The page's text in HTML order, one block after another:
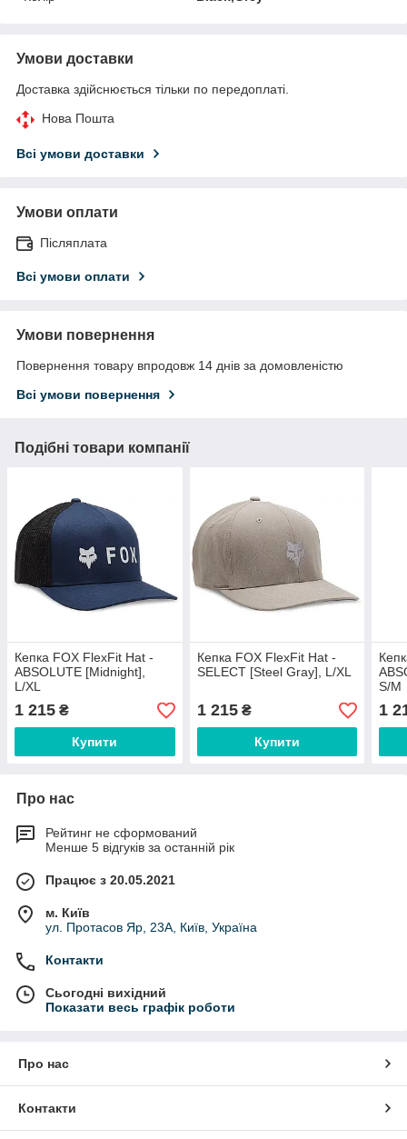
Умови доставки
Доставка здійснюється тільки по передоплаті.
Нова Пошта
Всі умови доставки
Умови оплати
Післяплата
Всі умови оплати
Умови повернення
Повернення товару впродовж 14 днів за домовленістю
Всі умови повернення
Подібні товари компанії
Кепка FOX FlexFit Hat -
ABSOLUTE [Midnight],
L/XL
1 215 ₴
Купити
Кепка FOX FlexFit Hat -
SELECT [Steel Gray], L/XL
1 215₴
Купити
S/M
1
Про нас
Рейтинг не сформований
Менше 5 відгуків за останній рік
Працює з 20.05.2021
м. Київ
ул. Протасов Яр, 23А, Київ, Україна
Контакти
Сьогодні вихідний
Показати весь графік роботи
Про нас
Контакти